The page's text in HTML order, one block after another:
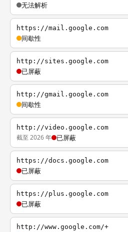
无法解析
https://mail.google.com
间歇性
http://sites.google.com
已屏蔽
http://gmail.google.com
间歇性
http://video.google.com
截至 2026 年 已屏蔽
https://docs.google.com
已屏蔽
https://plus.google.com
已屏蔽
http://www.google.com/+